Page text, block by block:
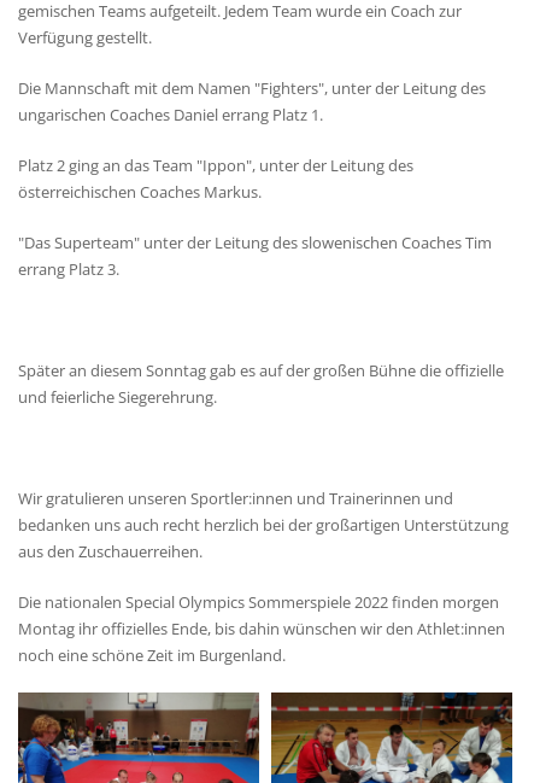
gemischen Teams aufgeteilt. Jedem Team wurde ein Coach zur
Verfügung gestellt.
Die Mannschaft mit dem Namen "Fighters", unter der Leitung des
ungarischen Coaches Daniel errang Platz 1.
Platz 2 ging an das Team "Ippon", unter der Leitung des
österreichischen Coaches Markus.
"Das Superteam" unter der Leitung des slowenischen Coaches Tim
errang Platz 3.
Später an diesem Sonntag gab es auf der großen Bühne die offizielle
und feierliche Siegerehrung.
Wir gratulieren unseren Sportler:innen und Trainerinnen und
bedanken uns auch recht herzlich bei der großartigen Unterstützung
aus den Zuschauerreihen.
Die nationalen Special Olympics Sommerspiele 2022 finden morgen
Montag ihr offizielles Ende, bis dahin wünschen wir den Athlet:innen
noch eine schöne Zeit im Burgenland.